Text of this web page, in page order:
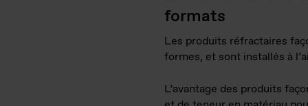
formats
Les produits réfractaires
formes, et sont installés à
L’avantage des produits